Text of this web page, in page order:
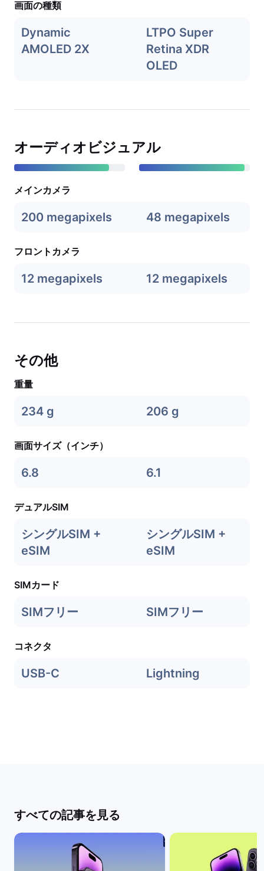
画面の種類
Dynamic
AMOLED 2X
LTPO Super
Retina XDR
OLED
オーディオビジュアル
メインカメラ
200 megapixels 48 megapixels
フロントカメラ
12 megapixels 12 megapixels
その他
重量
234 g 206 g
画面サイズ（インチ）
6.8 6.1
デュアルSIM
シングルSIM +
eSIM
シングルSIM +
eSIM
SIMカード
SIMフリー SIMフリー
コネクタ
USB-C Lightning
すべての記事を見る